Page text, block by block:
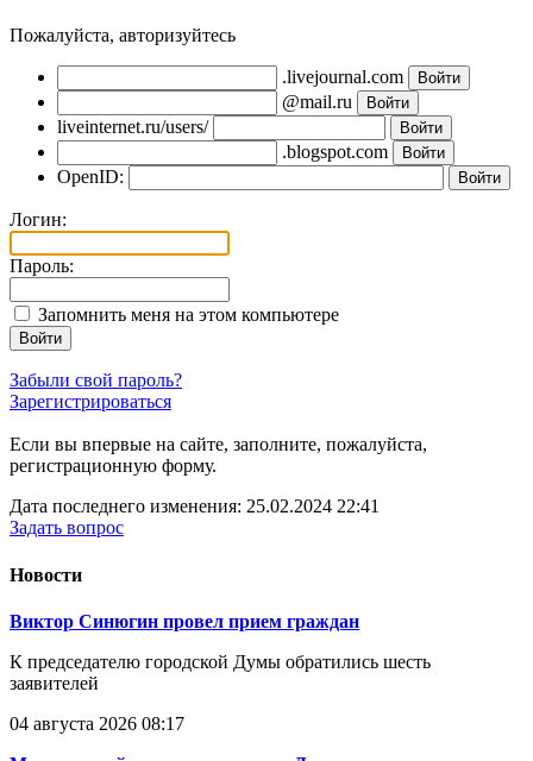
Пожалуйста, авторизуйтесь
.livejournal.com
@mail.ru
liveinternet.ru/users/
.blogspot.com
OpenID:
Логин:
Пароль:
Запомнить меня на этом компьютере
Войти
Забыли свой пароль?
Зарегистрироваться
Если вы впервые на сайте, заполните, пожалуйста,
регистрационную форму.
Дата последнего изменения: 25.02.2024 22:41
Задать вопрос
Новости
Виктор Синюгин провел прием граждан
К председателю городской Думы обратились шесть
заявителей
04 августа 2026 08:17